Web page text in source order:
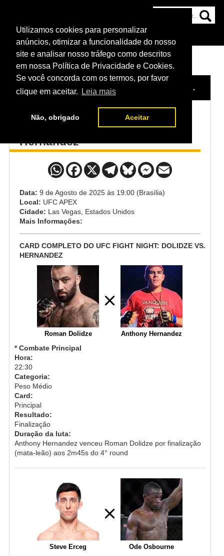
Utilizamos cookies para personalizar
anúncios, otimizar a funcionalidade do nosso
site e analisar nosso tráfego como descritos
em nossa Política de Privacidade e Cookies.
Se você concorda com os termos, por favor
clique em aceitar.
Leia mais
Não, obrigado Aceitar
NOTÍCIAS
HOME EVENTO / UFC FIGHT NIGHT: DOLIDZE VS. HERNANDEZ
UFC Fight Night: Dolidze vs.
Hernandez
Data: 9 de Agosto de 2025 às 19:00 (Brasília)
Local: UFC APEX
Cidade: Las Vegas, Estados Unidos
Mais Informações:
CARD COMPLETO DO UFC FIGHT NIGHT: DOLIDZE VS.
HERNANDEZ
Roman Dolidze Anthony Hernandez
* Combate Principal
Hora:
22:30
Categoria:
Peso Médio
Card:
Principal
Resultado:
Finalização
Duração da luta:
Anthony Hernandez venceu Roman Dolidze por finalização
(mata-leão) aos 2m45s do 4° round
Steve Erceg Ode Osbourne